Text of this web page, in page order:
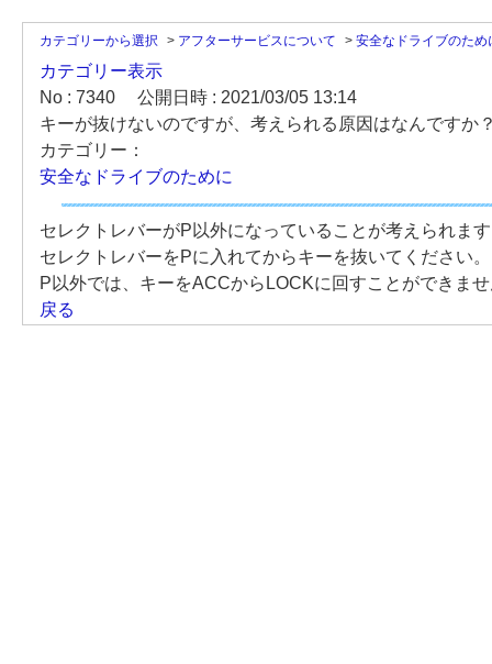
カテゴリーから選択 > アフターサービスについて > 安全なドライブのため
カテゴリー表示
No : 7340
公開日時 : 2021/03/05 13:14
キーが抜けないのですが、考えられる原因はなんですか
カテゴリー：
安全なドライブのために
セレクトレバーがP以外になっていることが考えられま
セレクトレバーをPに入れてからキーを抜いてください。
P以外では、キーをACCからLOCKに回すことができま
戻る